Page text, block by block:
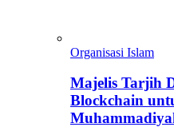
Organisasi Islam
Majelis Tarjih
Blockchain